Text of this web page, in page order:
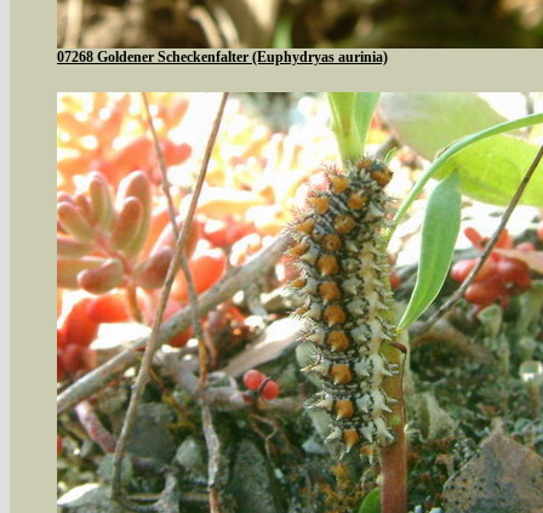
07268 Goldener Scheckenfalter (Euphydryas aurinia)